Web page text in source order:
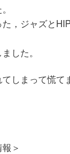
，ジャズと
した。
しまって慌て
＞